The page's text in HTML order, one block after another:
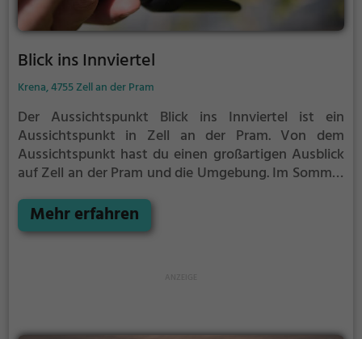
Blick ins Innviertel
Krena, 4755 Zell an der Pram
Der Aussichtspunkt Blick ins Innviertel ist ein
Aussichtspunkt in Zell an der Pram. Von dem
Aussichtspunkt hast du einen großartigen Ausblick
auf Zell an der Pram und die Umgebung.Im Sommer
schönes Ausflugsziel für Familienausflüge,
Wanderungen oder zum Picknicken und lockt an
Mehr erfahren